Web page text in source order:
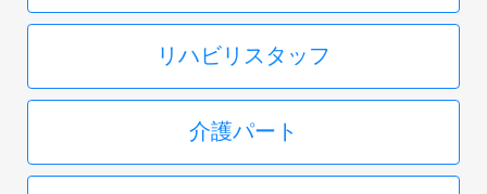
リハビリスタッフ
介護パート